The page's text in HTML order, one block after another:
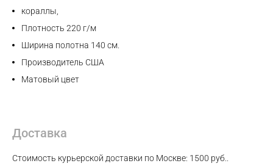
кораллы,
Плотность 220 г/м
Ширина полотна 140 см.
Производитель США
Матовый цвет
Доставка
Стоимость курьерской доставки по Москве: 1500 руб..